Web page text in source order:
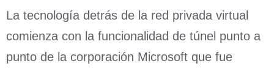
La tecnología detrás de la red privada virtual
comienza con la funcionalidad de túnel punto a
punto de la corporación Microsoft que fue